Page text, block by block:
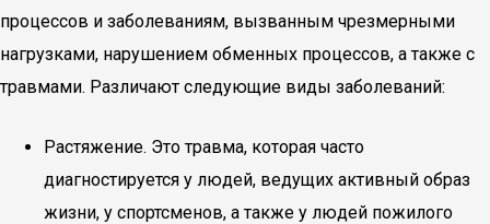
процессов и заболеваниям, вызванным чрезмерными
нагрузками, нарушением обменных процессов, а также с
травмами. Различают следующие виды заболеваний:
Растяжение. Это травма, которая часто
диагностируется у людей, ведущих активный образ
жизни, у спортсменов, а также у людей пожилого